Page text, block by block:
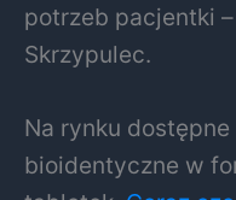
potrzeb pacjentki
Skrzypulec.
Na rynku
bioidentyczne w